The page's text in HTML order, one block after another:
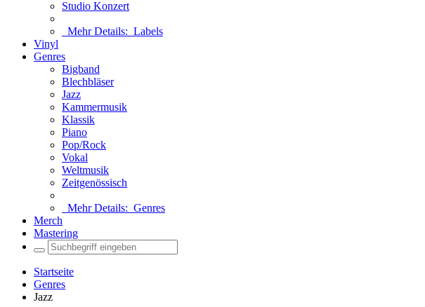
Studio Konzert
Mehr Details: Labels
Vinyl
Genres
Bigband
Blechbläser
Jazz
Kammermusik
Klassik
Piano
Pop/Rock
Vokal
Weltmusik
Zeitgenössisch
Mehr Details: Genres
Merch
Mastering
Startseite
Genres
Jazz